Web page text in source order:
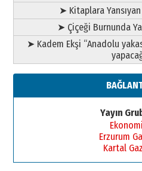
➤ Kitaplara Yansıyan
➤ Çiçeği Burnunda
➤ Kadem Ekşi “Anadolu
Yayın
Erzurum
Kartal